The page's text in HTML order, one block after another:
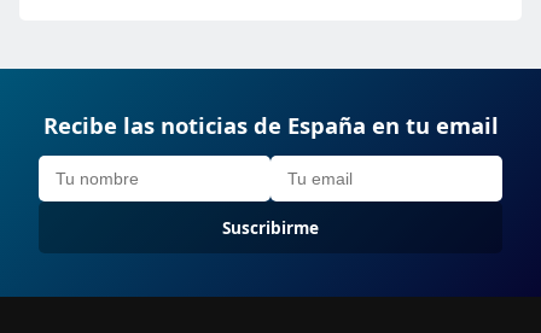
Recibe las noticias de España en tu email
Suscribirme